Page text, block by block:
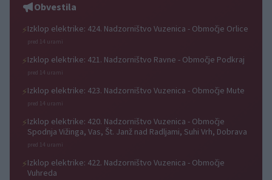
Obvestila
⚡Izklop elektrike: 424. Nadzorništvo Vuzenica - Območje Orlice
pred 14 urami
⚡Izklop elektrike: 421. Nadzorništvo Ravne - Območje Podkraj
pred 14 urami
⚡Izklop elektrike: 423. Nadzorništvo Vuzenica - Območje Mute
pred 14 urami
⚡Izklop elektrike: 420. Nadzorništvo Vuzenica - Območje
Spodnja Vižinga, Vas, Št. Janž nad Radljami, Suhi Vrh, Dobrava
pred 14 urami
⚡Izklop elektrike: 422. Nadzorništvo Vuzenica - Območje
Vuhreda